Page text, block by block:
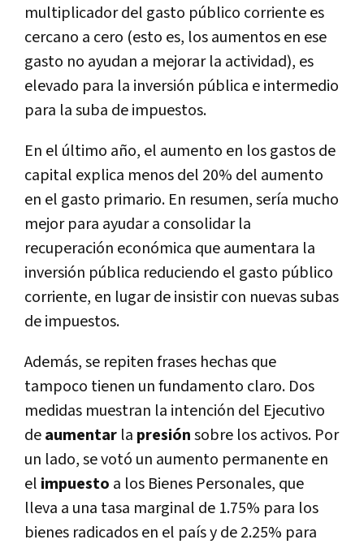
multiplicador del gasto público corriente es
cercano a cero (esto es, los aumentos en ese
gasto no ayudan a mejorar la actividad), es
elevado para la inversión pública e intermedio
para la suba de impuestos.
En el último año, el aumento en los gastos de
capital explica menos del 20% del aumento
en el gasto primario. En resumen, sería mucho
mejor para ayudar a consolidar la
recuperación económica que aumentara la
inversión pública reduciendo el gasto público
corriente, en lugar de insistir con nuevas subas
de impuestos.
Además, se repiten frases hechas que
tampoco tienen un fundamento claro. Dos
medidas muestran la intención del Ejecutivo
deaumentar la presiónsobre los activos. Por
un lado, se votó un aumento permanente en
el impuesto a los Bienes Personales, que
lleva a una tasa marginal de 1.75% para los
bienes radicados en el país y de 2.25% para